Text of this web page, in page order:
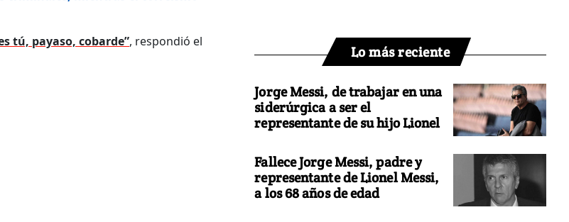
tú, payaso, cobarde”, respondió el
Lo más reciente
Jorge Messi, de trabajar en una
siderúrgica a ser el
representante de su hijo Lionel
Fallece Jorge Messi, padre y
representante de Lionel Messi,
a los 68 años de edad